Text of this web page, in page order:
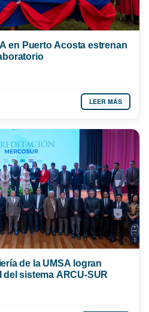
en Puerto Acosta estrenan
LEER MÁS
de la UMSA logran
sistema ARCU-SUR